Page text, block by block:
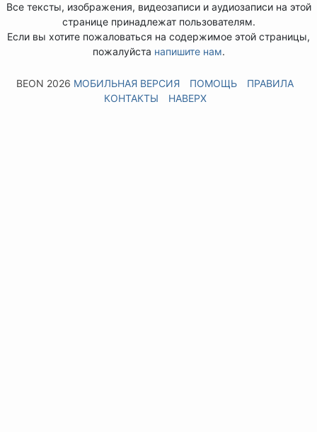
Все тексты, изображения, видеозаписи и аудиозаписи на этой
странице принадлежат пользователям.
Если вы хотите пожаловаться на содержимое этой страницы,
пожалуйста напишите нам.
BEON 2026 МОБИЛЬНАЯ ВЕРСИЯ ПОМОЩЬ
ПРАВИЛА
КОНТАКТЫ
НАВЕРХ